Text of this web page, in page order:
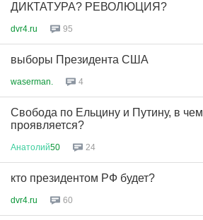
ДИКТАТУРА? РЕВОЛЮЦИЯ?
dvr4.ru 95
выборы Президента США
waserman. 4
Свобода по Ельцину и Путину, в чем
проявляется?
Анатолий50 24
кто президентом РФ будет?
dvr4.ru 60